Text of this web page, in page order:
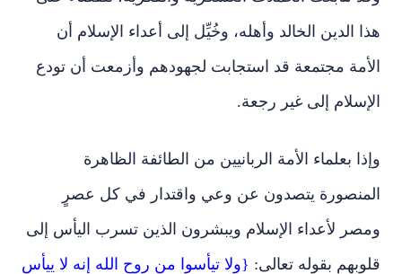
هذا الدين الخالد وأهله، وخُيِّل إلى أعداء الإسلام أن
الأمة مجتمعة قد استجابت لجهودهم وأزمعت أن تودع
الإسلام إلى غير رجعة.
وإذا بعلماء الأمة الربانيين من الطائفة الظاهرة
المنصورة يتصدون عن وعي واقتدار في كل عصرٍ
ومصر لأعداء الإسلام ويبشرون الذين تسرب اليأس إلى
قلوبهم بقوله تعالى: {ولا تيأسوا من روح الله إنه لا ييأس